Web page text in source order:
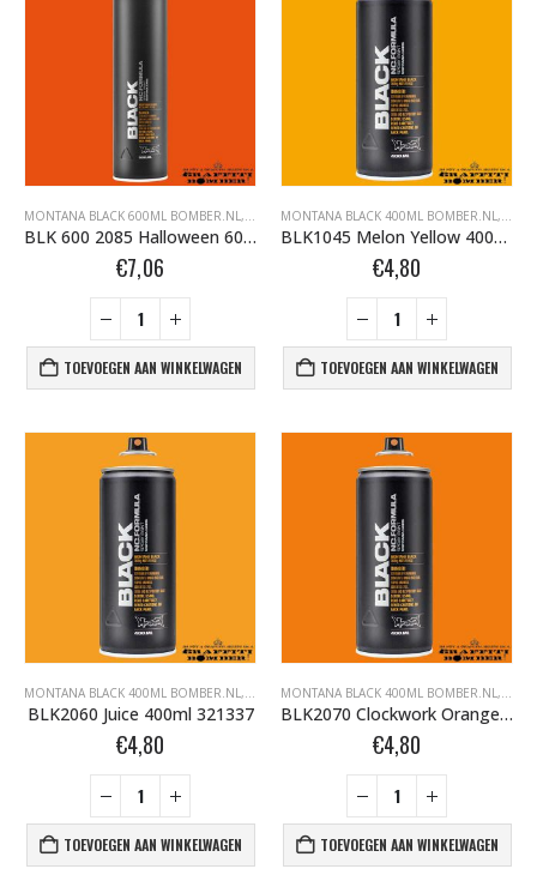
MONTANA BLACK 600ML BOMBER.NL, MONTANA BLACK BOMBER.NL ,MONTANA
BLK 600 2085 Halloween 600ml 278310
€7,06
TOEVOEGEN AAN WINKELWAGEN
MONTANA BLACK 400ML BOMBER.NL,
BLK1045 Melon Yellow 400ml 263484
€4,80
TOEVOEGEN AAN WINKELWAGEN
MONTANA BLACK 400ML BOMBER.NL, MONTANA BLACK BOMBER.NL ,MONTANA
BLK2060 Juice 400ml 321337
€4,80
TOEVOEGEN AAN WINKELWAGEN
MONTANA BLACK 400ML BOMBER.NL,
BLK2070 Clockwork Orange 400ml 263668
€4,80
TOEVOEGEN AAN WINKELWAGEN
0out of 5 0out of 5